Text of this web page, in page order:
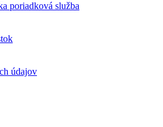
poriadková služba
údajov